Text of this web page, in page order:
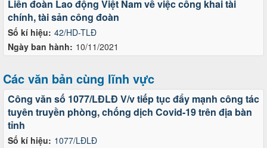
Số kí hiệu: 42/HD-TLĐ
Ngày ban hành: 10/11/2021
Liên đoàn Lao động Việt Nam về việc công khai tài
chính, tài sản công đoàn
Các văn bản cùng lĩnh vực
Số kí hiệu: 1077/LĐLĐ
Công văn số 1077/LĐLĐ V/v tiếp tục đẩy mạnh công tác
tuyên truyền phòng, chống dịch Covid-19 trên địa bàn
tỉnh